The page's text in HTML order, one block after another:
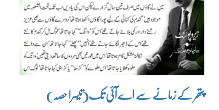
پتھر کے زمانے سے اے آئی تک(تیسرا حصہ)